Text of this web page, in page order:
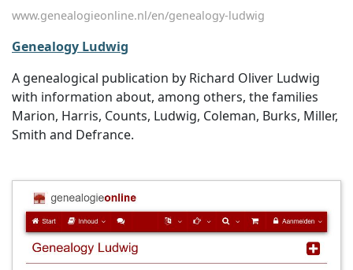
www.genealogieonline.nl/en/genealogy-ludwig
Genealogy Ludwig
A genealogical publication by Richard Oliver Ludwig
with information about, among others, the families
Marion, Harris, Counts, Ludwig, Coleman, Burks, Miller,
Smith and Defrance.